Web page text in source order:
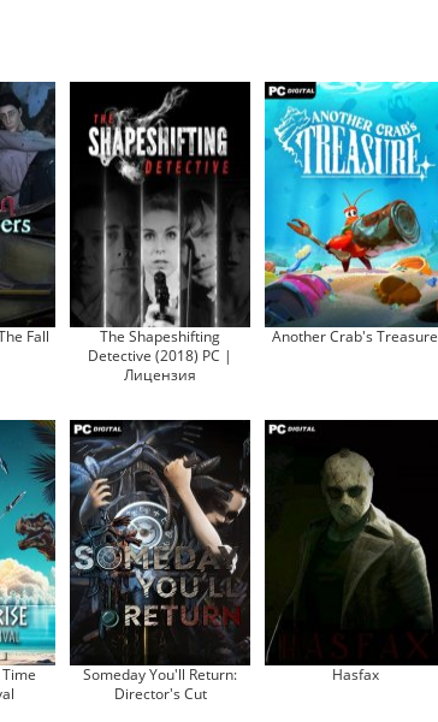
Fall
The Shapeshifting
Detective (2018) PC |
Лицензия
Another Crab's Treasure
Someday You'll Return:
Director's Cut
Hasfax